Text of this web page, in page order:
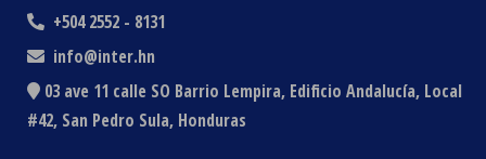
+504 2552 - 8131
info@inter.hn
03 ave 11 calle SO Barrio Lempira, Edificio Andalucía, Local
#42, San Pedro Sula, Honduras